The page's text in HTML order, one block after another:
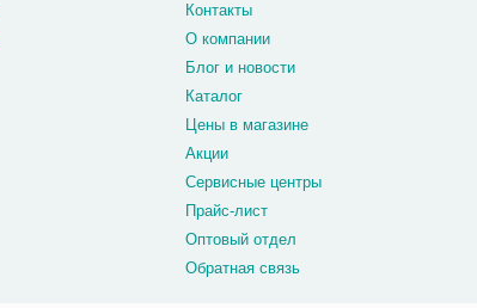
Контакты
О компании
Блог и новости
Каталог
Цены в магазине
Акции
Сервисные центры
Прайс-лист
Оптовый отдел
Обратная связь